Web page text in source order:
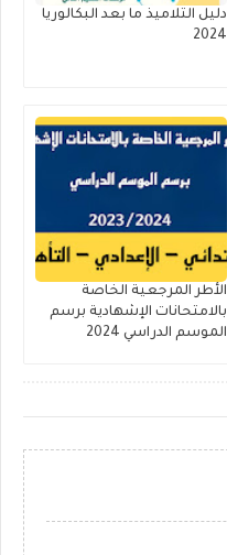
دليل التلاميذ ما بعد البكالوريا
2024
الأطر المرجعية الخاصة
بالامتحانات الإشهادية برسم
الموسم الدراسي 2024